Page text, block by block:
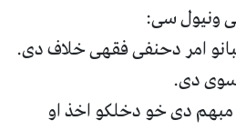
ونیول سی:
امر دحنفی فقهی خلاف دی.
سوی دی.
مبهم دی خو دخلکو اخذ او